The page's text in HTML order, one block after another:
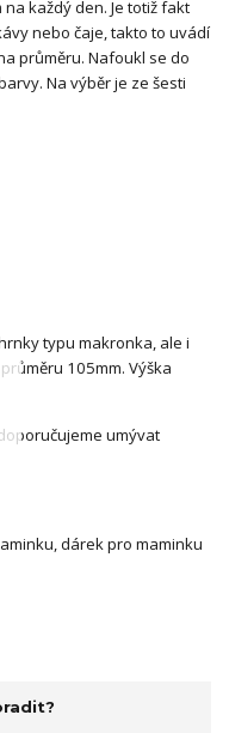
každý den. Je totiž fakt
nebo čaje, takto to uvádí
průměru. Nafoukl se do
Na výběr je ze šesti
typu makronka, ale i
105mm. Výška
umývat
dárek pro maminku